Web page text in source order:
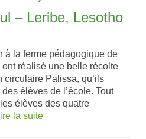
– Leribe, Lesotho
à la ferme pédagogique de
ont réalisé une belle récolte
circulaire Palissa, qu’ils
élèves de l’école. Tout
élèves des quatre
la suite